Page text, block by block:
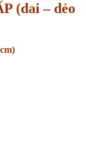
(dai – dẻo